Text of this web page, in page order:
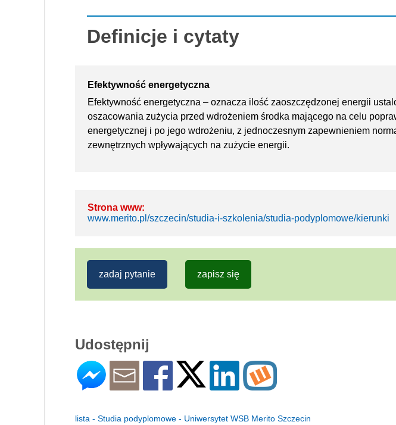
Definicje i cytaty
Efektywność energetyczna
Efektywność energetyczna – oznacza ilość zaoszczędzonej energii
oszacowania zużycia przed wdrożeniem środka mającego na celu
energetycznej i po jego wdrożeniu, z jednoczesnym zapewnieniem
zewnętrznych wpływających na zużycie energii.
Strona www:
www.merito.pl/szczecin/studia-i-szkolenia/studia-podyplomowe/kierunki
zadaj pytanie zapisz się
Udostępnij
lista - Studia podyplomowe - Uniwersytet WSB Merito Szczecin